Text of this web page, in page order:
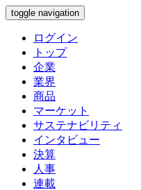
toggle navigation
ログイン
トップ
企業
業界
商品
マーケット
サステナビリティ
インタビュー
決算
人事
連載